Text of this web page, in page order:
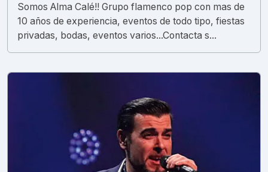
Somos Alma Calé!! Grupo flamenco pop con mas de
10 años de experiencia, eventos de todo tipo, fiestas
privadas, bodas, eventos varios...Contacta s...